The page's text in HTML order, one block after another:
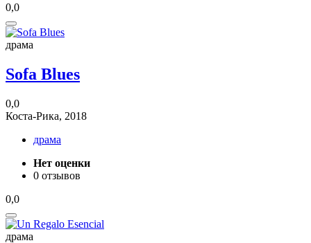
0,0
драма
Sofa Blues
0,0
Коста-Рика, 2018
драма
Нет оценки
0 отзывов
0,0
драма